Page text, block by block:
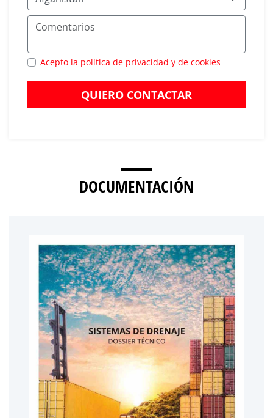
Acepto la política de privacidad y de cookies
QUIERO CONTACTAR
DOCUMENTACIÓN